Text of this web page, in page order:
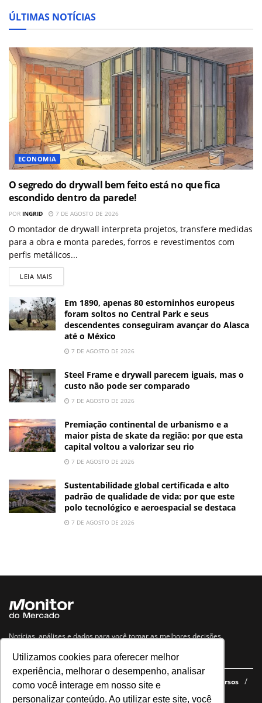
Utilizamos cookies para oferecer melhor
experiência, melhorar o desempenho, analisar
como você interage em nosso site e
personalizar conteúdo. Ao utilizar este site, você
ÚLTIMAS NOTÍCIAS
ECONOMIA
O segredo do drywall bem feito está no que fica
escondido dentro da parede!
POR INGRID 7 DE AGOSTO DE 2026
O montador de drywall interpreta projetos, transfere medidas
para a obra e monta paredes, forros e revestimentos com
perfis metálicos...
LEIA MAIS
Em 1890, apenas 80 estorninhos europeus
foram soltos no Central Park e seus
descendentes conseguiram avançar do Alasca
até o México
7 DE AGOSTO DE 2026
Steel Frame e drywall parecem iguais, mas o
custo não pode ser comparado
7 DE AGOSTO DE 2026
Premiação continental de urbanismo e a
maior pista de skate da região: por que esta
capital voltou a valorizar seu rio
7 DE AGOSTO DE 2026
Sustentabilidade global certificada e alto
padrão de qualidade de vida: por que este
polo tecnológico e aeroespacial se destaca
7 DE AGOSTO DE 2026
Notícias, análises e dados para você tomar as melhores decisões.
Navegue no site
Últimas notícias Quem somos E-books gratuitos
Cursos
Política de privacidade